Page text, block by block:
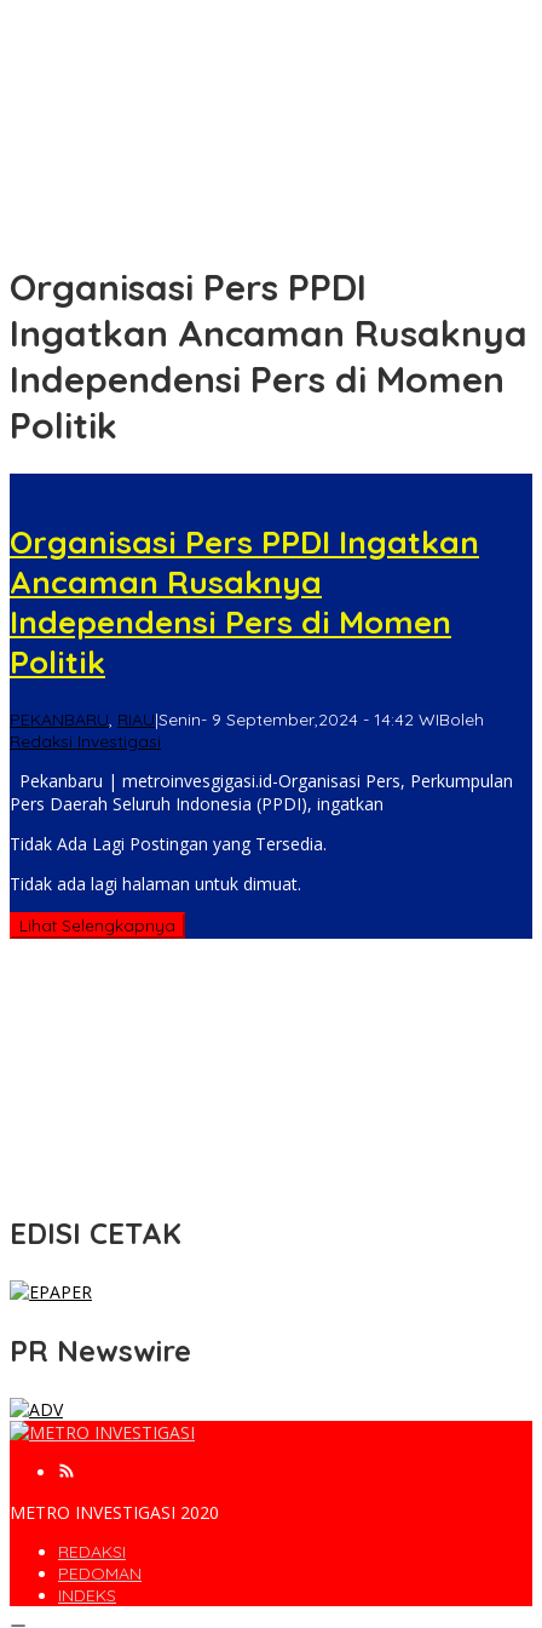
Organisasi Pers PPDI
Ingatkan Ancaman Rusaknya
Independensi Pers di Momen
Politik
Organisasi Pers PPDI Ingatkan
Ancaman Rusaknya
Independensi Pers di Momen
Politik
PEKANBARU, RIAU|Senin- 9 September,2024 - 14:42 WIBoleh
Redaksi Investigasi
Pekanbaru | metroinvesgigasi.id-Organisasi Pers, Perkumpulan
Pers Daerah Seluruh Indonesia (PPDI), ingatkan
Tidak Ada Lagi Postingan yang Tersedia.
Tidak ada lagi halaman untuk dimuat.
Lihat Selengkapnya
EDISI CETAK
PR Newswire
METRO INVESTIGASI 2020
REDAKSI
PEDOMAN
INDEKS